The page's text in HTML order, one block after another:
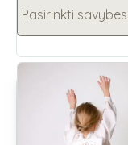
Pasirinkti savybes